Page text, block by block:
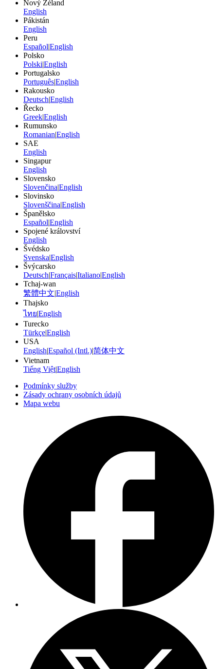
Nový Zéland
English
Pákistán
English
Peru
Español|English
Polsko
Polski|English
Portugalsko
Português|English
Rakousko
Deutsch|English
Řecko
Greek|English
Rumunsko
Romanian|English
SAE
English
Singapur
English
Slovensko
Slovenčina|English
Slovinsko
Slovenščina|English
Španělsko
Español|English
Spojené království
English
Švédsko
Svenska|English
Švýcarsko
Deutsch|Français|Italiano|English
Tchaj-wan
繁體中文|English
Thajsko
ไทย|English
Turecko
Türkçe|English
USA
English|Español (Intl.)|简体中文
Vietnam
Tiếng Việt|English
Podmínky služby
Zásady ochrany osobních údajů
Mapa webu